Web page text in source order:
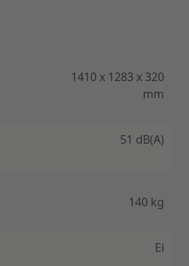
1410 x 1283 x 320
mm
51 dB(A)
140 kg
Ei